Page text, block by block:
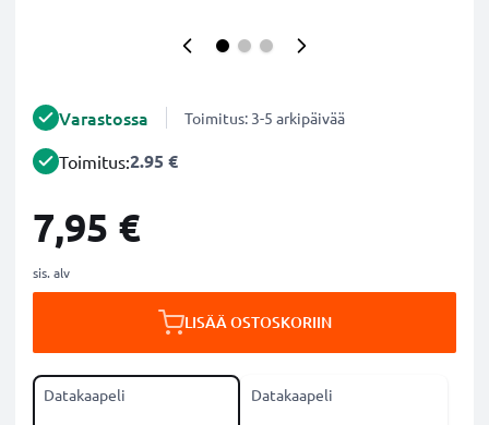
Varastossa Toimitus: 3-5 arkipäivää
Toimitus:2.95 €
7,95 €
sis. alv
LISÄÄ OSTOSKORIIN
Datakaapeli Datakaapeli